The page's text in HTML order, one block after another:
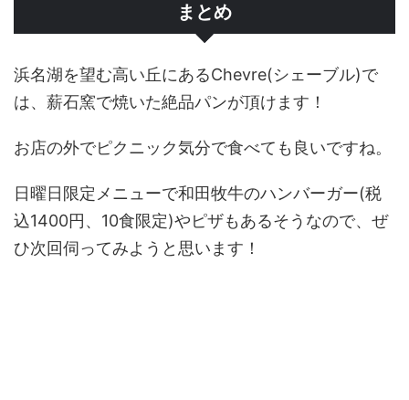
まとめ
浜名湖を望む高い丘にあるChevre(シェーブル)で
は、薪石窯で焼いた絶品パンが頂けます！
お店の外でピクニック気分で食べても良いですね。
日曜日限定メニューで和田牧牛のハンバーガー(税
込1400円、10食限定)やピザもあるそうなので、ぜ
ひ次回伺ってみようと思います！